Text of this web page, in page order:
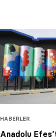
HABERLER
Anadolu